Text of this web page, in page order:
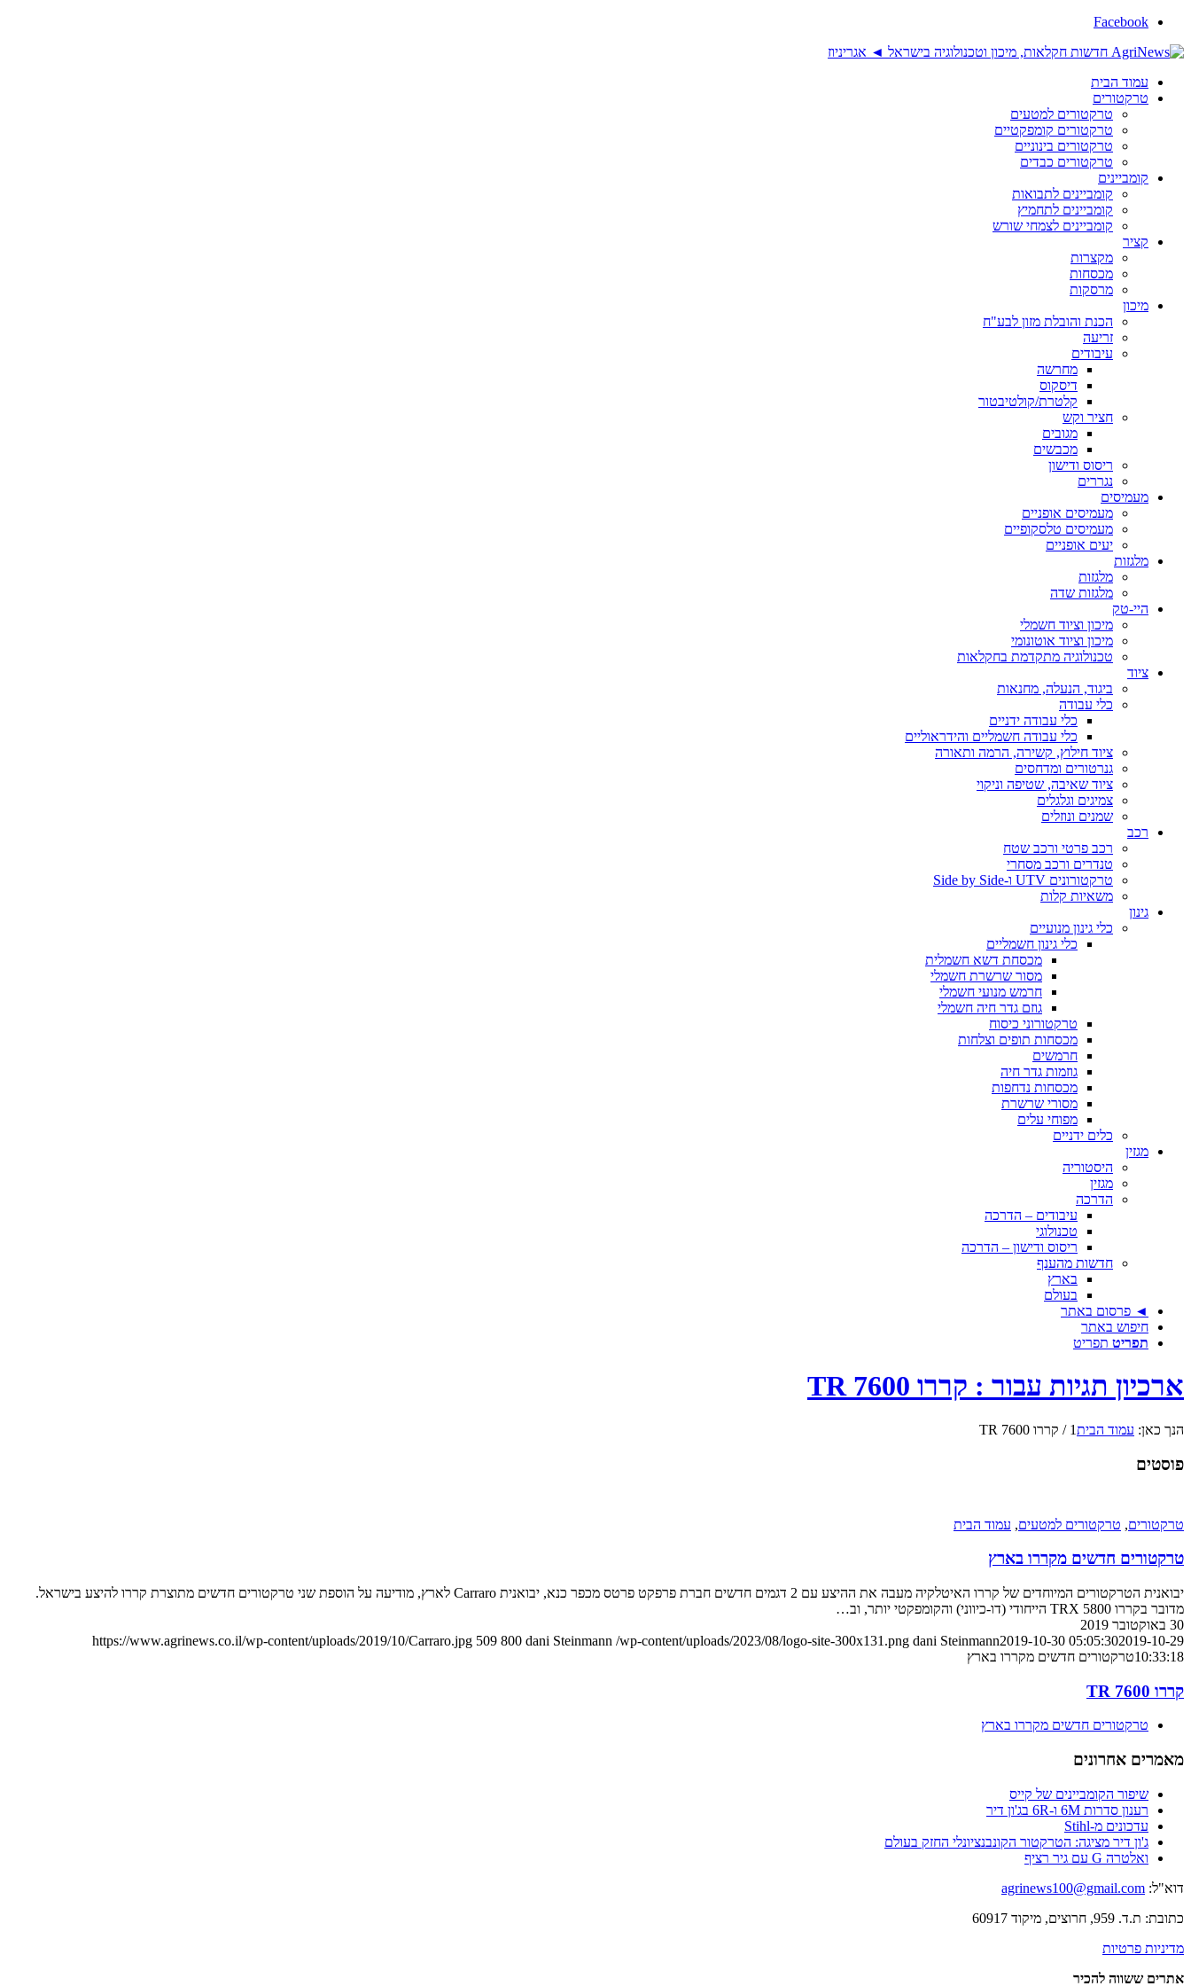
Facebook
עמוד הבית
טרקטורים
טרקטורים למטעים
טרקטורים קומפקטיים
טרקטורים בינוניים
טרקטורים כבדים
קומביינים
קומביינים לתבואות
קומביינים לתחמיץ
קומביינים לצמחי שורש
קציר
מקצרות
מכסחות
מרסקות
מיכון
הכנת והובלת מזון לבע"ח
זריעה
עיבודים
מחרשה
דיסקוס
קלטרת/קולטיבטור
חציר וקש
מגובים
מכבשים
ריסוס ודישון
נגררים
מעמיסים
מעמיסים אופניים
מעמיסים טלסקופיים
יעים אופניים
מלגזות
מלגזות
מלגזות שדה
היי-טק
מיכון וציוד חשמלי
מיכון וציוד אוטונומי
טכנולוגיה מתקדמת בחקלאות
ציוד
ביגוד, הנעלה, מחנאות
כלי עבודה
כלי עבודה ידניים
כלי עבודה חשמליים והידראוליים
ציוד חילוץ, קשירה, הרמה ותאורה
גנרטורים ומדחסים
ציוד שאיבה, שטיפה וניקוי
צמיגים וגלגלים
שמנים ונוזלים
רכב
רכב פרטי ורכב שטח
טנדרים ורכב מסחרי
טרקטורונים UTV ו-Side by Side
משאיות קלות
גינון
כלי גינון מנועיים
כלי גינון חשמליים
מכסחת דשא חשמלית
מסור שרשרת חשמלי
חרמש מנועי חשמלי
גוזם גדר חיה חשמלי
טרקטורוני כיסוח
מכסחות תופים וצלחות
חרמשים
גוזמות גדר חיה
מכסחות נדחפות
מסורי שרשרת
מפוחי עלים
כלים ידניים
מגזין
היסטוריה
מגזין
הדרכה
עיבודים – הדרכה
טכנולוגי
ריסוס ודישון – הדרכה
חדשות מהענף
בארץ
בעולם
◄ פרסום באתר
חיפוש באתר
תפריט תפריט
ארכיון תגיות עבור : קררו TR 7600
הנך כאן: עמוד הבית1
/ קררו TR 7600
פוסטים
טרקטורים, טרקטורים למטעים, עמוד הבית
טרקטורים חדשים מקררו בארץ
יבואנית הטרקטורים המיוחדים של קררו האיטלקיה מעבה את ההיצע עם 2 דגמים חדשים חברת פרפקט פרטס מכפר כנא, יבואנית Carraro לארץ, מודיעה על הוספת שני טרקטורים חדשים מתוצרת קררו להיצע בישראל.
מדובר בקררו TRX 5800 הייחודי (דו-כיווני) והקומפקטי יותר, וב…
30 באוקטובר 2019
https://www.agrinews.co.il/wp-content/uploads/2019/10/Carraro.jpg 509 800 dani Steinmann /wp-content/uploads/2023/08/logo-site-300x131.png dani Steinmann2019-10-30 05:05:302019-10-29
10:33:18טרקטורים חדשים מקררו בארץ
קררו TR 7600
טרקטורים חדשים מקררו בארץ
מאמרים אחרונים
שיפור הקומביינים של קייס
רענון סדרות 6M ו-6R בג'ון דיר
עדכונים מ-Stihl
ג'ון דיר מציגה: הטרקטור הקונבנציונלי החזק בעולם
ואלטרה G עם גיר רציף
דוא"ל: agrinews100@gmail.com
כתובת: ת.ד. 959, חרוצים, מיקוד 60917
מדיניות פרטיות
אתרים ששווה להכיר